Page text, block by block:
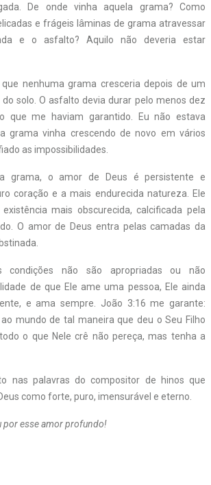
De onde vinha aquela grama? Como
e frágeis lâminas de grama atravessar
e o asfalto? Aquilo não deveria estar
nenhuma grama cresceria depois de um
solo. O asfalto devia durar pelo menos dez
que me haviam garantido. Eu não estava
grama vinha crescendo de novo em vários
as impossibilidades.
grama, o amor de Deus é persistente e
coração e a mais endurecida natureza. Ele
mais obscurecida, calcificada pela
O amor de Deus entra pelas camadas da
condições não são apropriadas ou não
de que Ele ame uma pessoa, Ele ainda
e ama sempre. João 3:16 me garante:
mundo de tal maneira que deu o Seu Filho
o que Nele crê não pereça, mas tenha a
nas palavras do compositor de hinos que
como forte, puro, imensurável e eterno.
por esse amor profundo!